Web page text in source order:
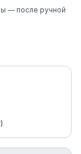
— после ручной